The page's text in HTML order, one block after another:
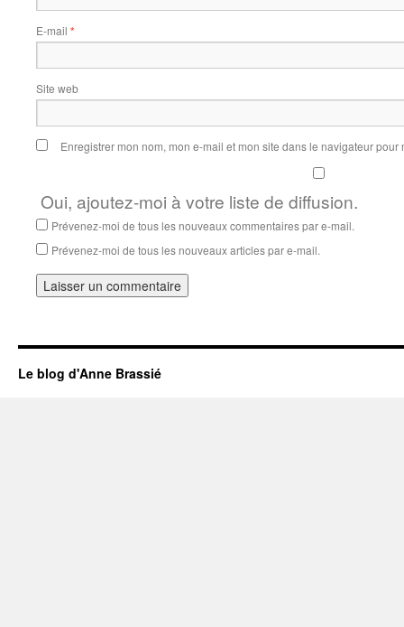
E-mail *
Site web
Enregistrer mon nom, mon e-mail et mon site dans le navigateur
Oui, ajoutez-moi à votre liste de diffusion.
Prévenez-moi de tous les nouveaux commentaires par e-mail.
Prévenez-moi de tous les nouveaux articles par e-mail.
Le blog d'Anne Brassié